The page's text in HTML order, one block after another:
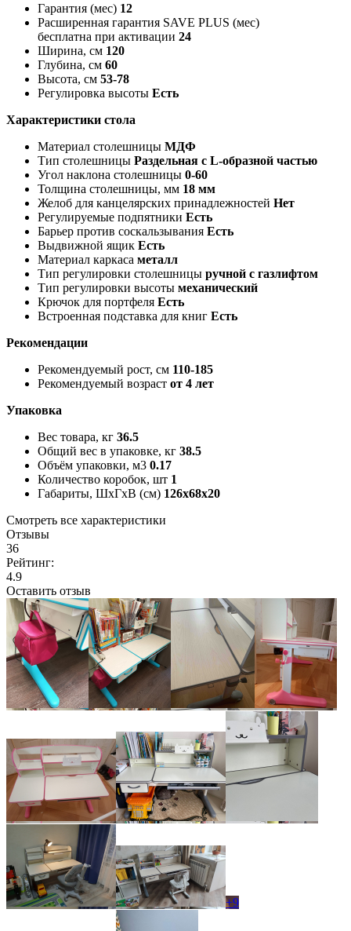
Гарантия (мес) 12
Расширенная гарантия SAVE PLUS (мес)
бесплатна при активации 24
Ширина, см 120
Глубина, см 60
Высота, см 53-78
Регулировка высоты Есть
Характеристики стола
Материал столешницы МДФ
Тип столешницы Раздельная с L-образной частью
Угол наклона столешницы 0-60
Толщина столешницы, мм 18 мм
Желоб для канцелярских принадлежностей Нет
Регулируемые подпятники Есть
Барьер против соскальзывания Есть
Выдвижной ящик Есть
Материал каркаса металл
Тип регулировки столешницы ручной с газлифтом
Тип регулировки высоты механический
Крючок для портфеля Есть
Встроенная подставка для книг Есть
Рекомендации
Рекомендуемый рост, см 110-185
Рекомендуемый возраст от 4 лет
Упаковка
Вес товара, кг 36.5
Общий вес в упаковке, кг 38.5
Объём упаковки, м3 0.17
Количество коробок, шт 1
Габариты, ШxГxВ (см) 126x68x20
Смотреть все характеристики
Отзывы
36
Рейтинг:
4.9
Оставить отзыв
+9